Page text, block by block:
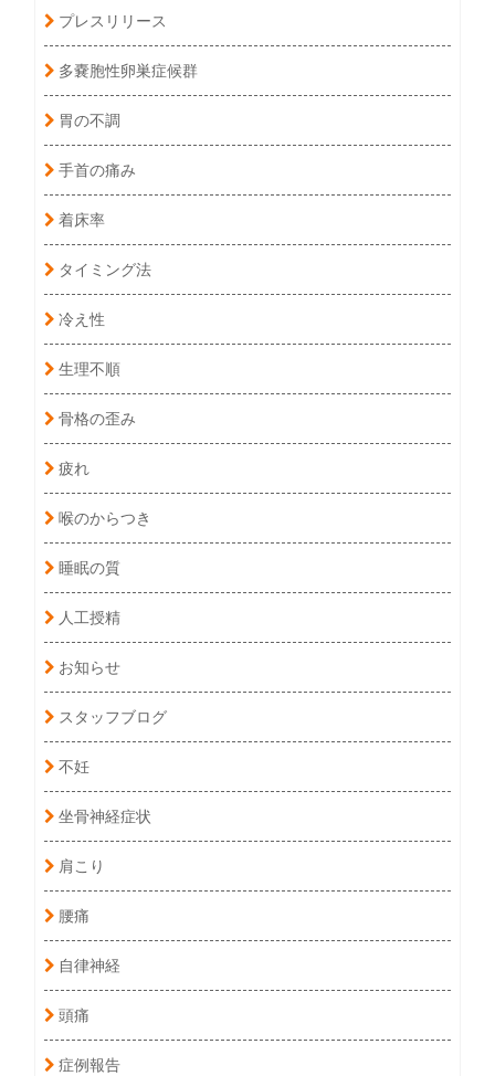
プレスリリース
多嚢胞性卵巣症候群
胃の不調
手首の痛み
着床率
タイミング法
冷え性
生理不順
骨格の歪み
疲れ
喉のからつき
睡眠の質
人工授精
お知らせ
スタッフブログ
不妊
坐骨神経症状
肩こり
腰痛
自律神経
頭痛
症例報告